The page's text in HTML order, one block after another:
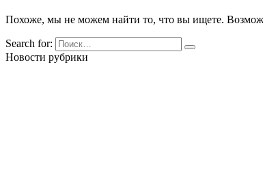
Похоже, мы не можем найти то, что вы ищете.
Search for:
Новости рубрики